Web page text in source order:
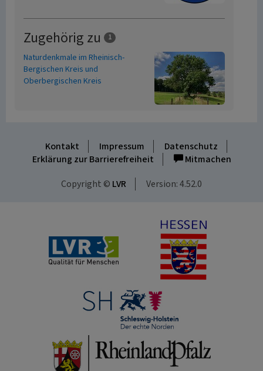
Zugehörig zu 1
Naturdenkmale im Rheinisch-
Bergischen Kreis und
Oberbergischen Kreis
Kontakt Impressum
Datenschutz
Erklärung zur Barrierefreiheit
Mitmachen
Copyright © LVR Version: 4.52.0